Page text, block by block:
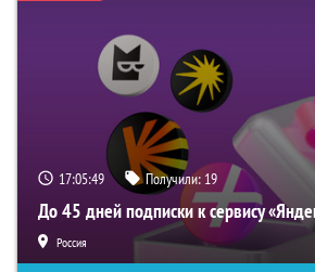
17:05:48 Получили: 19
До 45 дней подписки к сервису
Россия